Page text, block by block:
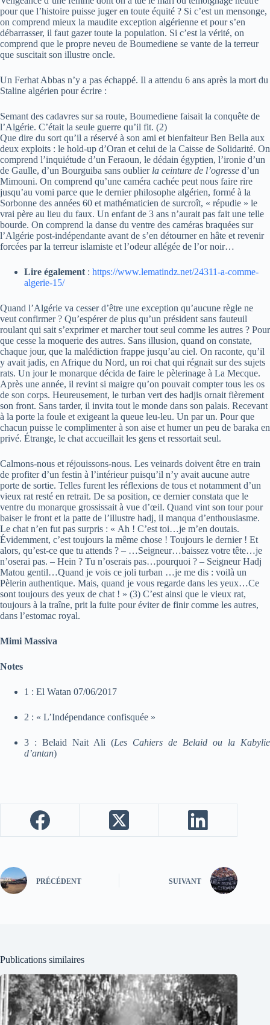
pour que l’histoire puisse juger en toute équité ? Si c’est un mensonge,
on comprend mieux la maudite exception algérienne et pour s’en
débarrasser, il faut gazer toute la population. Si c’est la vérité, on
comprend que le propre neveu de Boumediene se vante de la terreur
que suscitait son illustre oncle.
Un Ferhat Abbas n’y a pas échappé. Il a attendu 6 ans après la mort du
Staline algérien pour écrire :
Semant des cadavres sur sa route, Boumediene faisait la conquête de
l’Algérie. C’était la seule guerre qu’il fit. (2)
Que dire du sort qu’il a réservé à son ami et bienfaiteur Ben Bella aux
deux exploits : le hold-up d’Oran et celui de la Caisse de Solidarité. On
comprend l’inquiétude d’un Feraoun, le dédain égyptien, l’ironie d’un
de Gaulle, d’un Bourguiba sans oublier la ceinture de l’ogresse d’un
Mimouni. On comprend qu’une caméra cachée peut nous faire rire
jusqu’au vomi parce que le dernier philosophe algérien, formé à la
Sorbonne des années 60 et mathématicien de surcroît, « répudie » le
vrai père au lieu du faux. Un enfant de 3 ans n’aurait pas fait une telle
bourde. On comprend la danse du ventre des caméras braquées sur
l’Algérie post-indépendante avant de s’en détourner en hâte et revenir
forcées par la terreur islamiste et l’odeur allégée de l’or noir…
Lire également : https://www.lematindz.net/24311-a-comme-
algerie-15/
Quand l’Algérie va cesser d’être une exception qu’aucune règle ne
veut confirmer ? Qu’espérer de plus qu’un président sans fauteuil
roulant qui sait s’exprimer et marcher tout seul comme les autres ? Pour
que cesse la moquerie des autres. Sans illusion, quand on constate,
chaque jour, que la malédiction frappe jusqu’au ciel. On raconte, qu’il
y avait jadis, en Afrique du Nord, un roi chat qui régnait sur des sujets
rats. Un jour le monarque décida de faire le pèlerinage à La Mecque.
Après une année, il revint si maigre qu’on pouvait compter tous les os
de son corps. Heureusement, le turban vert des hadjis ornait fièrement
son front. Sans tarder, il invita tout le monde dans son palais. Recevant
à la porte la foule et exigeant la queue leu-leu. Un par un. Pour que
chacun puisse le complimenter à son aise et humer un peu de baraka en
privé. Étrange, le chat accueillait les gens et ressortait seul.
Calmons-nous et réjouissons-nous. Les veinards doivent être en train
de profiter d’un festin à l’intérieur puisqu’il n’y avait aucune autre
porte de sortie. Telles furent les réflexions de tous et notamment d’un
vieux rat resté en retrait. De sa position, ce dernier constata que le
ventre du monarque grossissait à vue d’œil. Quand vint son tour pour
baiser le front et la patte de l’illustre hadj, il manqua d’enthousiasme.
Le chat n’en fut pas surpris : « Ah ! C’est toi…je m’en doutais.
Évidemment, c’est toujours la même chose ! Toujours le dernier ! Et
alors, qu’est-ce que tu attends ? – …Seigneur…baissez votre tête…je
n’oserai pas. – Hein ? Tu n’oserais pas…pourquoi ? – Seigneur Hadj
Matou gentil…Quand je vois ce joli turban …je me dis : voilà un
Pèlerin authentique. Mais, quand je vous regarde dans les yeux…Ce
sont toujours des yeux de chat ! » (3) C’est ainsi que le vieux rat,
toujours à la traîne, prit la fuite pour éviter de finir comme les autres,
dans l’estomac royal.
Mimi Massiva
Notes
1 : El Watan 07/06/2017
2 : « L’Indépendance confisquée »
3 : Belaid Nait Ali (Les Cahiers de Belaid ou la Kabylie
d’antan)
PRÉCÉDENT SUIVANT
Publications similaires